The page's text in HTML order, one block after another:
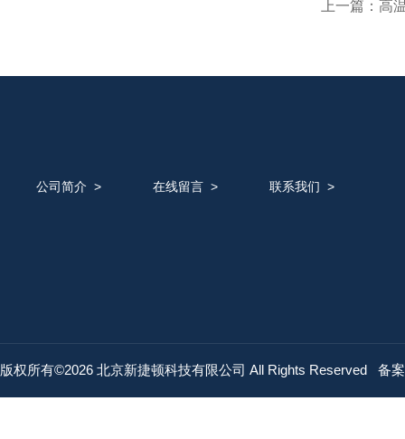
上一篇： 高温
公司简介 > 在线留言> 联系我们 >
版权所有©2026 北京新捷顿科技有限公司 All Rights Reserved 备